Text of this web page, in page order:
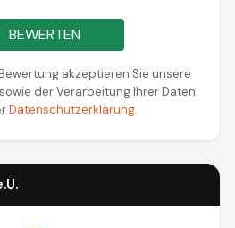
BEWERTEN
akzeptieren Sie unsere
sowie der Verarbeitung Ihrer Daten
Datenschutzerklärung.